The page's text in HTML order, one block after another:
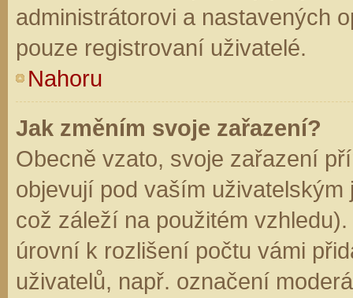
administrátorovi a nastavených
pouze registrovaní uživatelé.
Nahoru
Jak změním svoje zařazení?
Obecně vzato, svoje zařazení
objevují pod vaším
což záleží na použitém
úrovní k rozlišení počtu vámi
uživatelů, např. označení